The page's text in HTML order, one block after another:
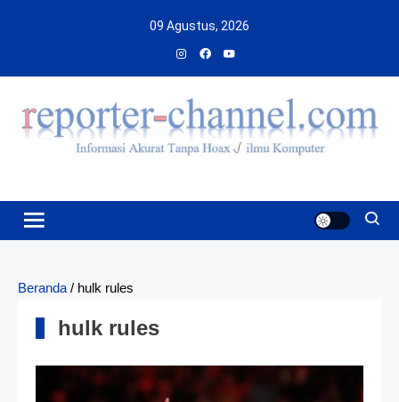
09 Agustus, 2026
Beranda / hulk rules
hulk rules